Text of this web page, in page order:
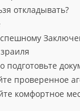
откладывать?
подготовьте
проверенное
комфортное